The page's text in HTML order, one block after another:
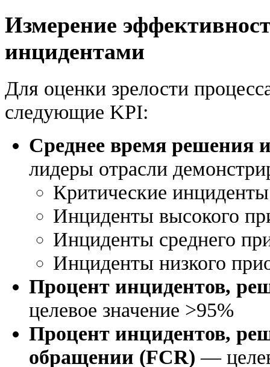
Измерение
инцидентами
Для оценки зрелости
следующие KPI:
Среднее время решения
лидеры отрасли
Критические
Инциденты высокого
Инциденты среднего
Инциденты низкого
Процент инцидентов,
целевое значение >95%
Процент инцидентов,
обращении (FCR) —